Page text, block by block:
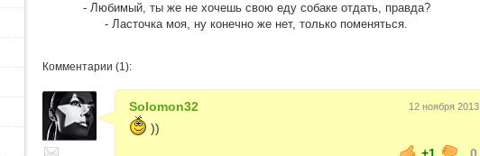
- Любимый, ты же не хочешь свою еду собаке отдать, правда?
- Ласточка моя, ну конечно же нет, только поменяться.
Комментарии (1):
Solomon32 12 ноября 2013
))